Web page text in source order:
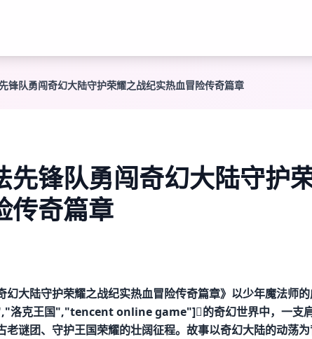
锋队勇闯奇幻大陆守护荣耀之战纪实热血冒险传奇篇章
先锋队勇闯奇幻大陆守护
传奇篇章
幻大陆守护荣耀之战纪实热血冒险传奇篇章》以少年魔法师
克王国","tencent online game"]的奇幻世界中，一支
老谜团、守护王国荣耀的壮阔征程。故事以奇幻大陆的动荡